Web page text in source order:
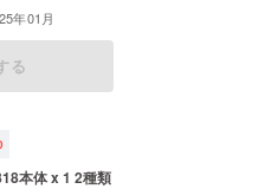
年01月
る
本体 x 1 2種類